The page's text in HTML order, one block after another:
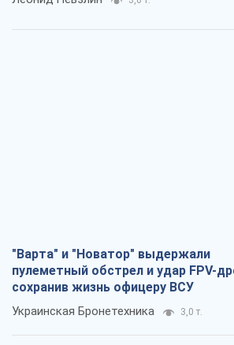
"Варта" и "Новатор" выдержали
пулеметный обстрел и удар FPV-
сохранив жизнь офицеру ВСУ
Украинская Бронетехника 3,0 т.